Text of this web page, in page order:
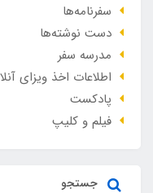
سفرنامه‌ها
دست نوشته‌ها
مدرسه سفر
اطلاعات اخذ ویزای
پادکست
فیلم و کلیپ
جستجو